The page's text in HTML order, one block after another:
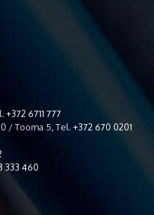
+372 6711 777
/ Tooma 5, Tel. +372 670 0201
333 460